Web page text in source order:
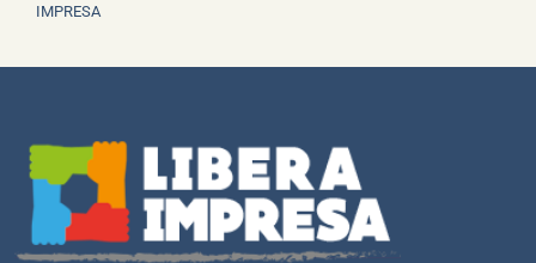
IMPRESA